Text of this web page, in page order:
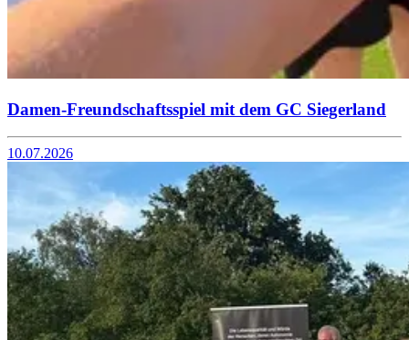
Damen-Freundschaftsspiel mit dem GC Siegerland
10.07.2026